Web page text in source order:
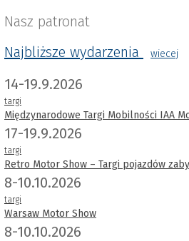
Nasz patronat
Najbliższe wydarzenia
wiecej
14-19.9.2026
targi
Międzynarodowe Targi Mobilności IAA
17-19.9.2026
targi
Retro Motor Show – Targi pojazdów
8-10.10.2026
targi
Warsaw Motor Show
8-10.10.2026